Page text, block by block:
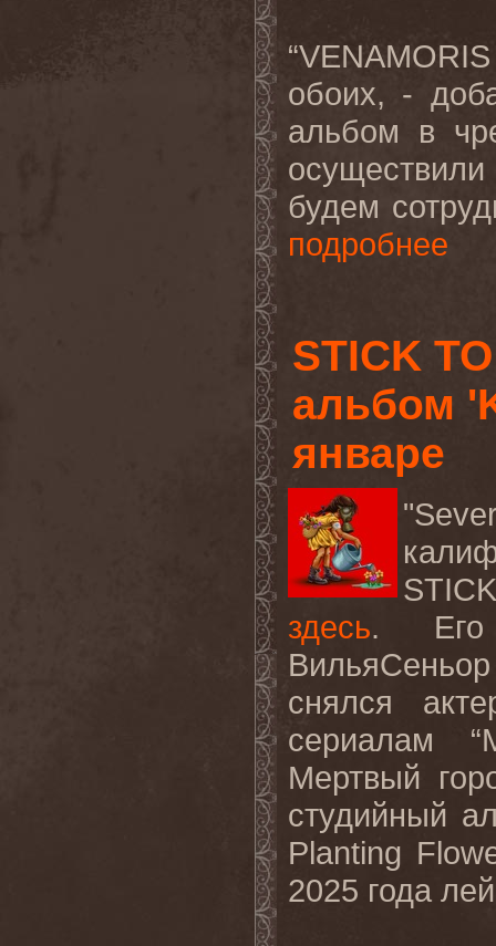
“VENAMORIS
обоих, -
альбом в
будем
подробнее
STICK
альбом
январе
здесь.
снялся
сериалам
Мертвый
студийный
Planting
2025 года